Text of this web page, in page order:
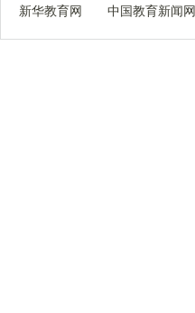
新华教育网 中国教育新闻网